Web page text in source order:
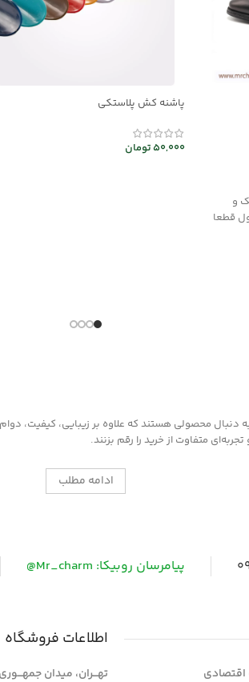
و
قطعا
پاشنه کش پلاستکی
50,000تومان
محصولی هستند که علاوه بر زیبایی، کیفیت،
متفاوت از خرید را رقم بزنند.
ادامه مطلب
پیامرسان روبیکا: Mr_charm@
اطلاعات فروشگاه
تهـــران، میدان